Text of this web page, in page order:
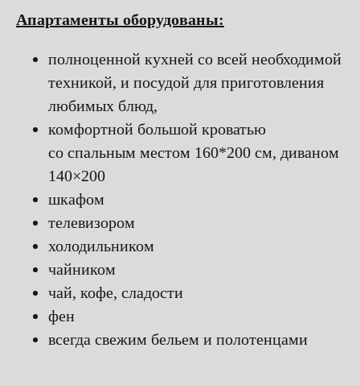
Апартаменты оборудованы:
полноценной кухней со всей необходимой
техникой, и посудой для приготовления
любимых блюд,
комфортной большой кроватью
со спальным местом 160*200 см, диваном
140×200
шкафом
телевизором
холодильником
чайником
чай, кофе, сладости
фен
всегда свежим бельем и полотенцами